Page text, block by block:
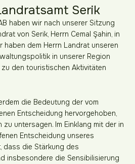
Serik
haben wir nach unserer Sitzung
von Serik, Herrn Cemal Şahin, in
haben dem Herrn Landrat unseren
in unserer Region
den touristischen Aktivitäten
die Bedeutung der vom
Entscheidung hervorgehoben,
untersagen. Im Einklang mit der in
Entscheidung unseres
die Stärkung des
insbesondere die Sensibilisierung